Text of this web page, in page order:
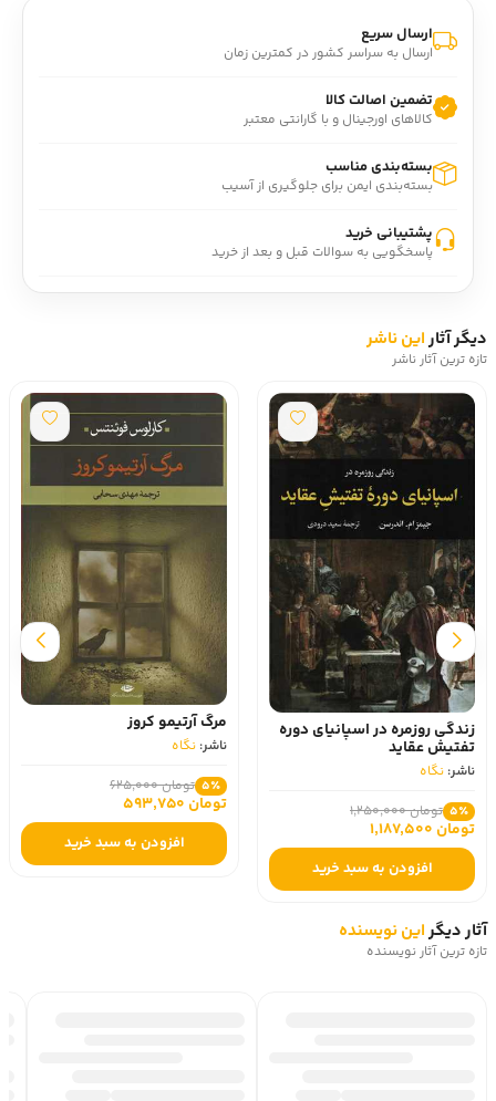
ارسال سریع
ارسال به سراسر کشور در کمترین زمان
تضمین اصالت کالا
کالاهای اورجینال و با گارانتی معتبر
بسته‌بندی مناسب
بسته‌بندی ایمن برای جلوگیری از آسیب
پشتیبانی خرید
پاسخگویی به سوالات قبل و بعد از خرید
دیگر آثاراین ناشر
تازه ترین آثار ناشر
زندگی روزمره در اسپانیای دوره
تفتیش عقاید
ناشر: نگاه
5٪ تومان 1,250,000
تومان 1,187,500
افزودن به سبد خرید
مرگ آرتیمو کروز
ناشر: نگاه
5٪ تومان 625,000
تومان 593,750
افزودن به سبد خرید
آثار دیگراین نویسنده
تازه ترین آثار نویسنده